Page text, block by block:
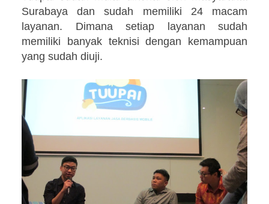
Surabaya dan sudah memiliki 24 macam
layanan. Dimana setiap layanan sudah
memiliki banyak teknisi dengan kemampuan
yang sudah diuji.